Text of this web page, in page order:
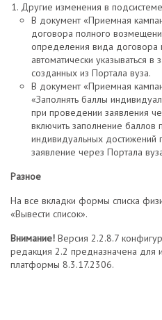
Другие изменения в
В документ «Приемная
договора полного
определения вида договора
автоматически указываться
созданных из Портала вуза.
В документ «Приемная
«Заполнять баллы
при проведении заявления
включить заполнение
индивидуальных
заявление через Портала
Разное
На все вкладки формы списка
«Вывести список».
Внимание! Версия 2.2.8.7
редакция 2.2 предназначена для
платформы 8.3.17.2306.